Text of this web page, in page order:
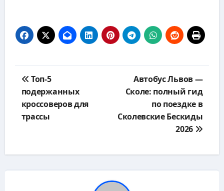
по
записям
Топ-5
подержанных
кроссоверов для
трассы
Автобус Львов —
Сколе: полный гид
по поездке в
Сколевские Бескиды
2026